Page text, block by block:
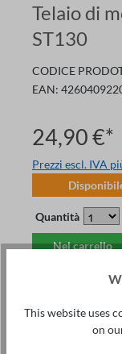
Telaio di
ST130
CODICE
EAN:
24,90 €*
Prezzi escl. IVA
Quantità
Nel carrello
This website uses
on